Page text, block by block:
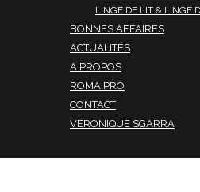
LINGE DE LIT & LINGE
BONNES AFFAIRES
ACTUALITÉS
A PROPOS
ROMA PRO
CONTACT
VERONIQUE SGARRA